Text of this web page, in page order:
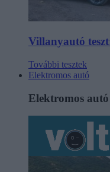
Villanyautó
További tesztek
Elektromos autó
Elektromos autó